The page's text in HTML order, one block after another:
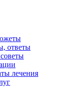
ответы
лечения